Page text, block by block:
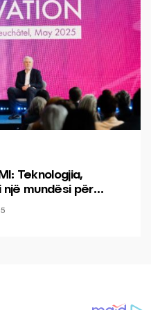
Teknologjia,
një mundësi për